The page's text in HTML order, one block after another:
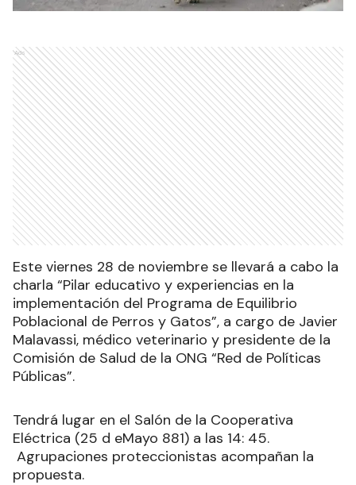
Ads
Este viernes 28 de noviembre se llevará a cabo la
charla “Pilar educativo y experiencias en la
implementación del Programa de Equilibrio
Poblacional de Perros y Gatos”, a cargo de Javier
Malavassi, médico veterinario y presidente de la
Comisión de Salud de la ONG “Red de Políticas
Públicas”.
Tendrá lugar en el Salón de la Cooperativa
Eléctrica (25 d eMayo 881) a las 14: 45.
Agrupaciones proteccionistas acompañan la
propuesta.